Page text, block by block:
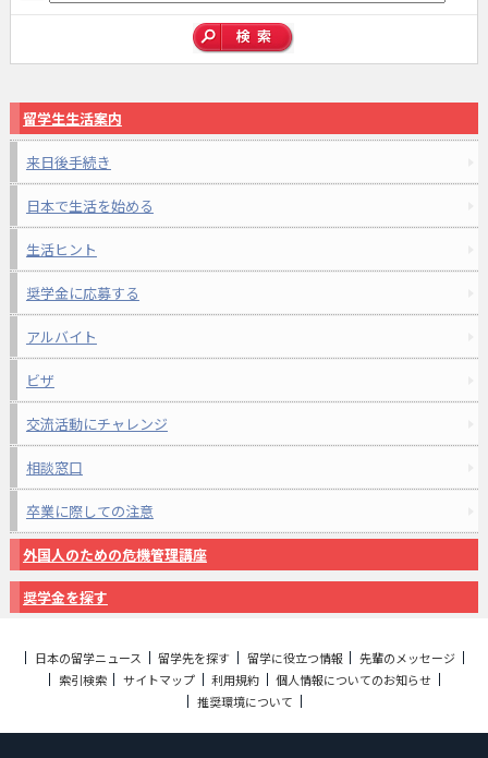
留学生生活案内
来日後手続き
日本で生活を始める
生活ヒント
奨学金に応募する
アルバイト
ビザ
交流活動にチャレンジ
相談窓口
卒業に際しての注意
外国人のための危機管理講座
奨学金を探す
日本の留学ニュース 留学先を探す 留学に役立つ情報
先輩のメッセージ
索引検索
サイトマップ 利用規約
個人情報についてのお知らせ
推奨環境について